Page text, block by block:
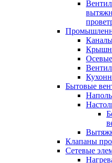
Бытовые
Клапаны
Сетевые